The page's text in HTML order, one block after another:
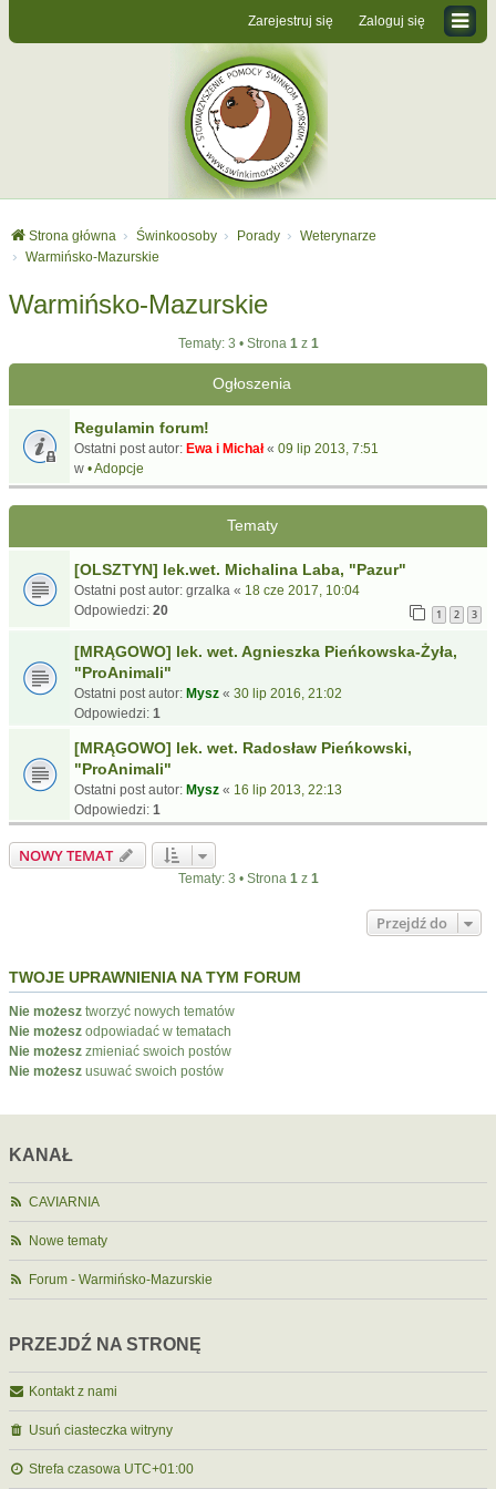
Zaloguj się
Zarejestruj się
Strona główna Świnkoosoby Porady
Weterynarze
Warmińsko-Mazurskie
Warmińsko-Mazurskie
Tematy: 3 • Strona 1z 1
Ogłoszenia
Regulamin forum!
Ostatni post autor: Ewa i Michał« 09 lip 2013, 7:51
w • Adopcje
Tematy
[OLSZTYN] lek.wet. Michalina Laba, "Pazur"
Ostatni post autor: grzalka « 18 cze 2017, 10:04
Odpowiedzi: 20 1 2 3
[MRĄGOWO] lek. wet. Agnieszka Pieńkowska-Żyła,
"ProAnimali"
Ostatni post autor: Mysz « 30 lip 2016, 21:02
Odpowiedzi: 1
[MRĄGOWO] lek. wet. Radosław Pieńkowski,
"ProAnimali"
Ostatni post autor: Mysz « 16 lip 2013, 22:13
Odpowiedzi: 1
NOWY TEMAT
Tematy: 3 • Strona 1z 1
Przejdź do
TWOJE UPRAWNIENIA NA TYM FORUM
Nie możesz tworzyć nowych tematów
Nie możesz odpowiadać w tematach
Nie możesz zmieniać swoich postów
Nie możesz usuwać swoich postów
KANAŁ
CAVIARNIA
Nowe tematy
Forum - Warmińsko-Mazurskie
PRZEJDŹ NA STRONĘ
Kontakt z nami
Usuń ciasteczka witryny
Strefa czasowa UTC+01:00